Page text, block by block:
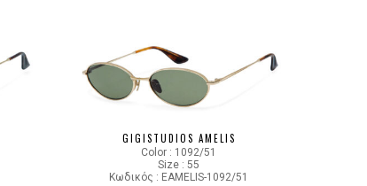
GIGISTUDIOS AMELIS
Color : 1092/51
Size : 55
Κωδικός : EAMELIS-1092/51